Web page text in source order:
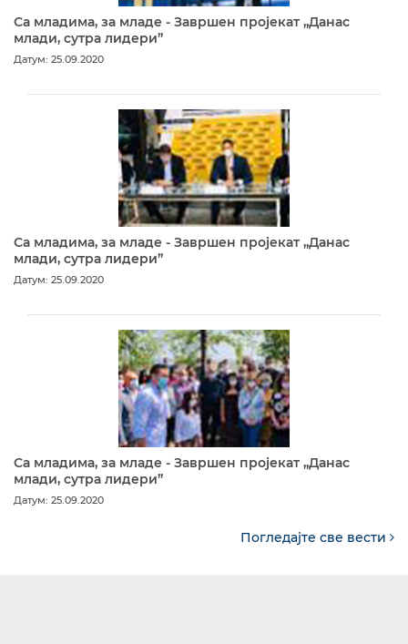
Са младима, за младе - Завршен пројекат „Данас
млади, сутра лидери”
Датум: 25.09.2020
Са младима, за младе - Завршен пројекат „Данас
млади, сутра лидери”
Датум: 25.09.2020
Са младима, за младе - Завршен пројекат „Данас
млади, сутра лидери”
Датум: 25.09.2020
Погледајте све вести